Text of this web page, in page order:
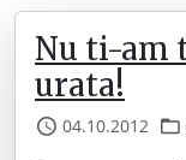
Nu ti-am
urata!
04.10.2012